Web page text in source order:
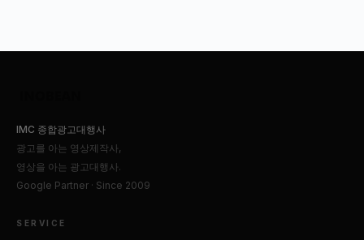
IMC 종합광고대행사
광고를 아는 영상제작사,
영상을 아는 광고대행사.
Google Partner · Since 2009
SERVICE